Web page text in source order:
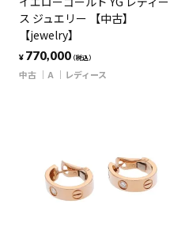
ス ジュエリー 【中古】
【jewelry】
¥ 770,000（税込）
中古 A レディース